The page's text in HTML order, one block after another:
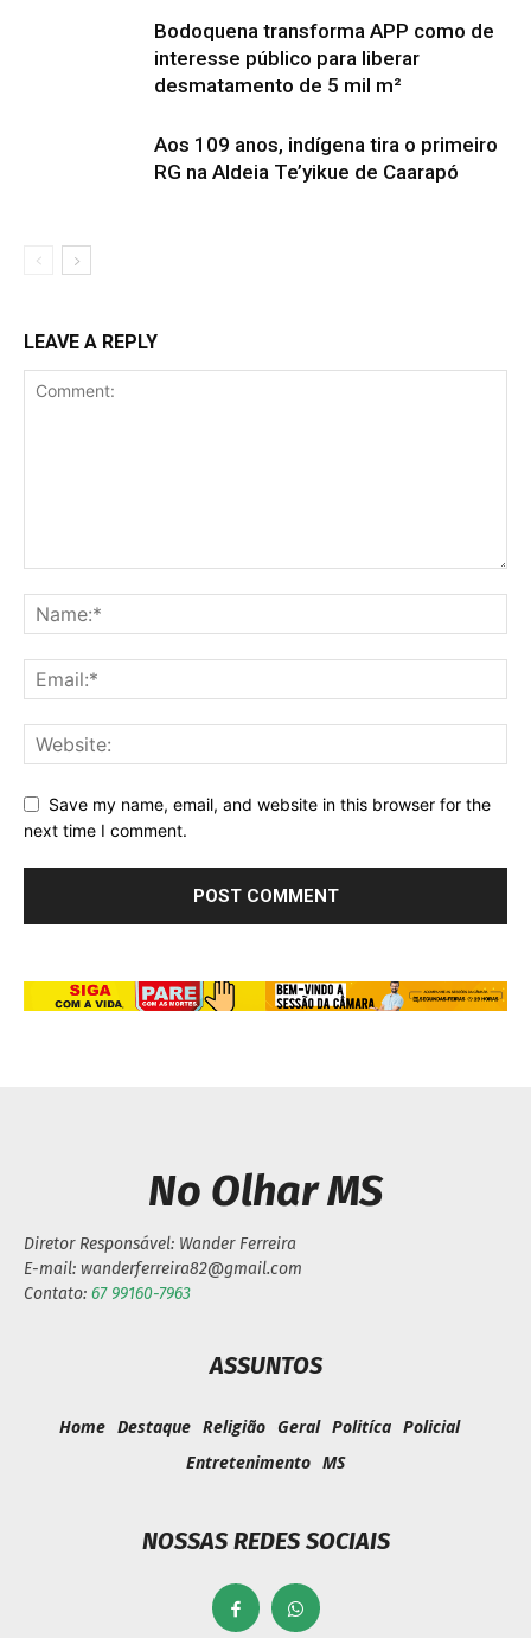
Bodoquena transforma APP como de
interesse público para liberar
desmatamento de 5 mil m²
Aos 109 anos, indígena tira o primeiro
RG na Aldeia Te’yikue de Caarapó
LEAVE A REPLY
Save my name, email, and website in this browser for the
next time I comment.
No Olhar MS
Diretor Responsável: Wander Ferreira
E-mail: wanderferreira82@gmail.com
Contato: 67 99160-7963
ASSUNTOS
Home Destaque Religião Geral Politíca Policial
Entretenimento MS
NOSSAS REDES SOCIAIS